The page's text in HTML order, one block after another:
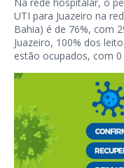
UTI para Juazeiro na
Bahia) é de 76%, com
Juazeiro, 100% dos
estão ocupados, com